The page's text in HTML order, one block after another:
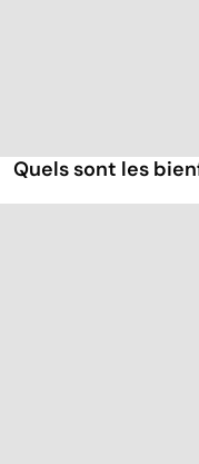
Quels sont les